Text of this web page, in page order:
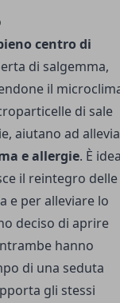
centro di
di salgemma,
il
di sale
aiutano ad
e allergie. È
il reintegro delle
e per alleviare lo
deciso di aprire
hanno
di una seduta
gli stessi